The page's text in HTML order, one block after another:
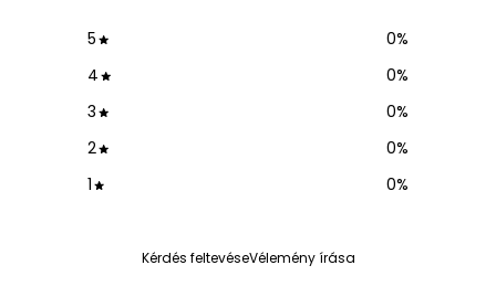
5 0%
4
0%
3
0%
2
0%
1
0%
Kérdés feltevéseVélemény írása